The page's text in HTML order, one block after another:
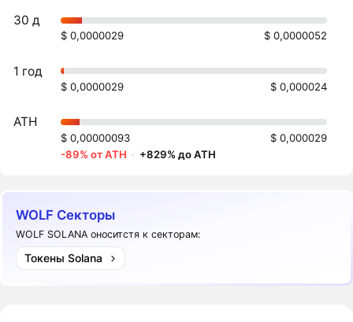
30 д
$ 0,0000029 $ 0,0000052
1 год
$ 0,0000029 $ 0,000024
ATH
$ 0,00000093
$ 0,000029
-89% от ATH · +829% до ATH
WOLF Секторы
WOLF SOLANA оноситстя к секторам:
Токены Solana